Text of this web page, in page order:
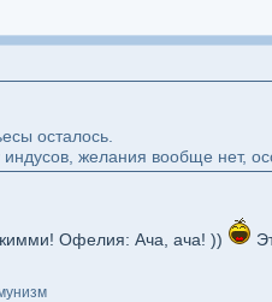
осталось.
индусов, желания вообще нет,
Офелия: Ача, ача! ))